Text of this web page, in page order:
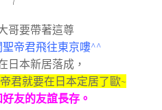
哥要帶著這尊
帝君飛往東京嘍^^
日本新居落成，
君就要在日本定居了歐~
友的友誼長存。